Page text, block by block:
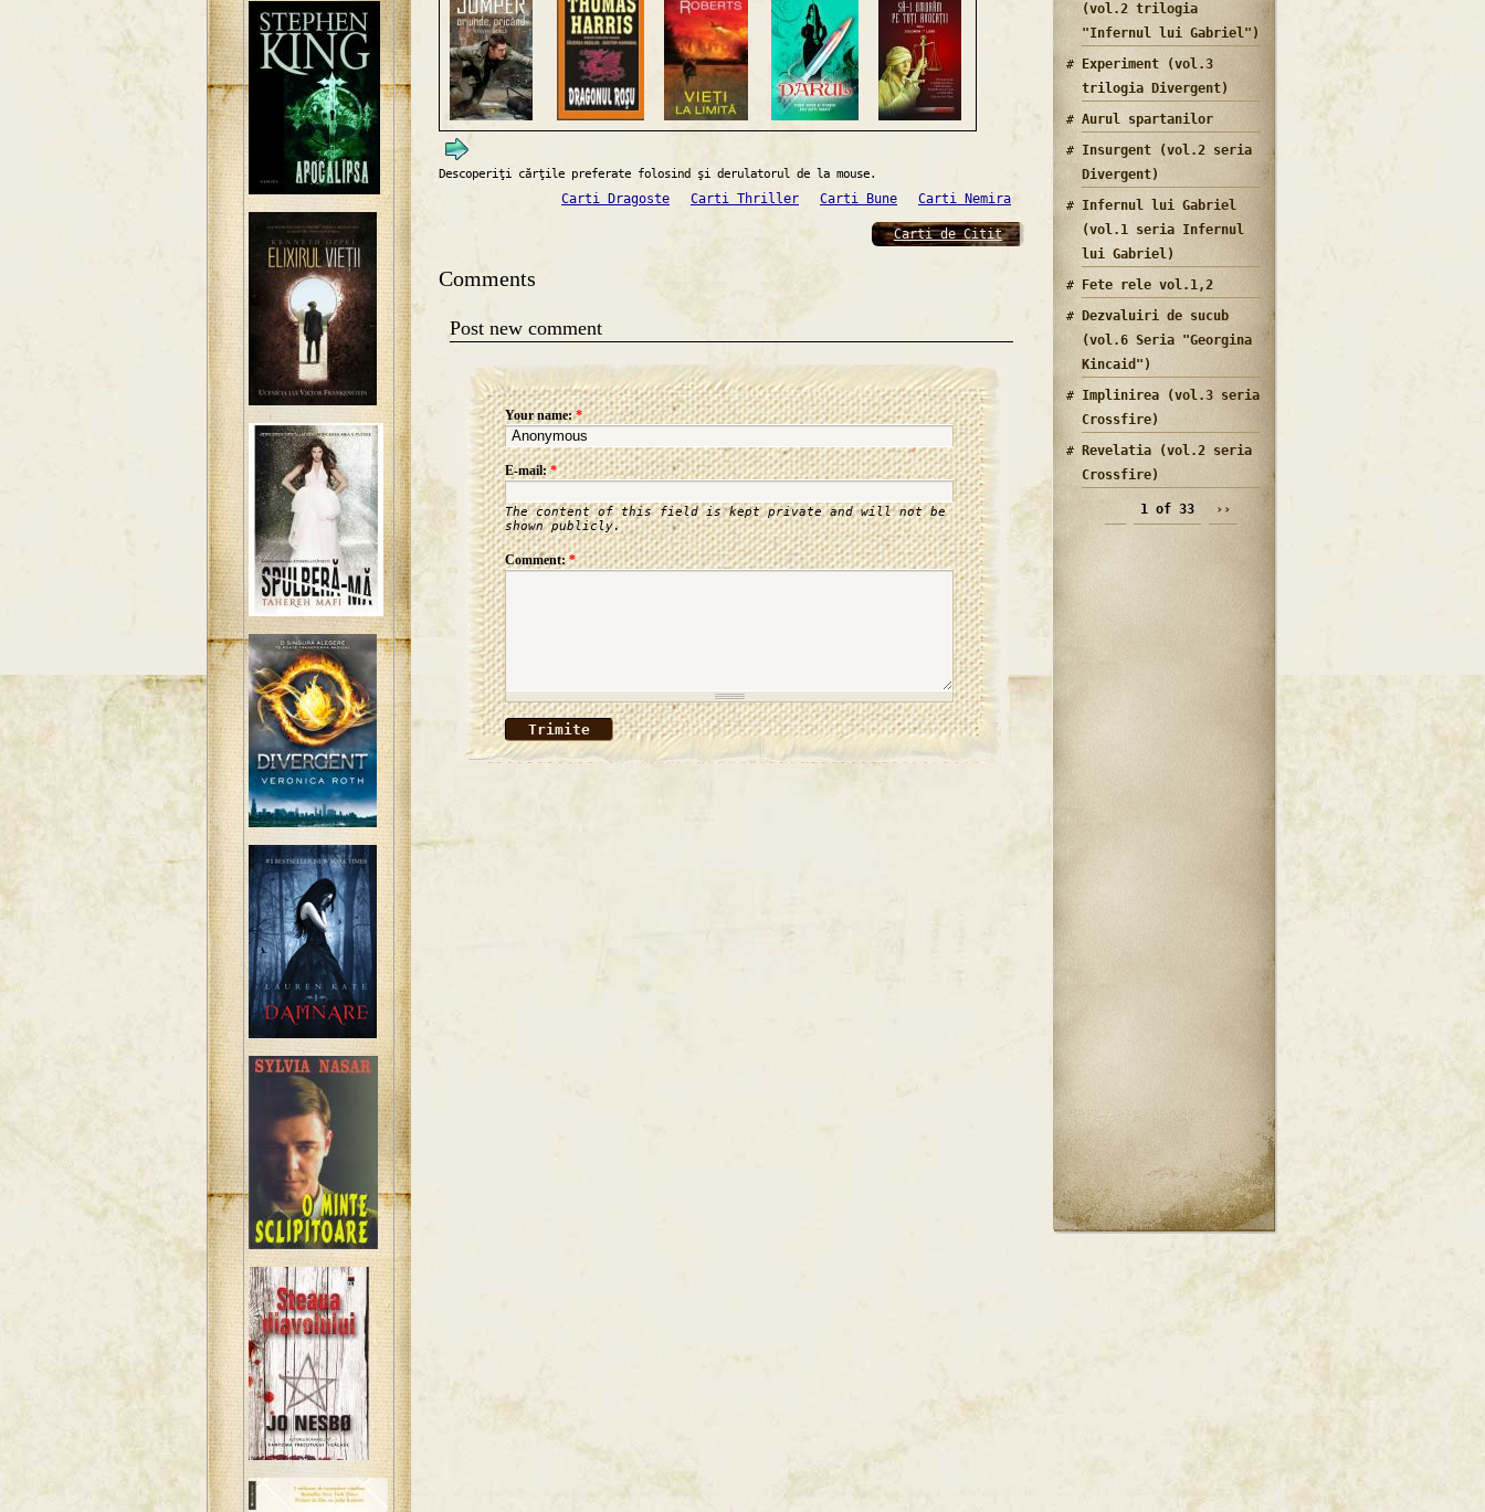
Descoperiţi cărţile preferate folosind şi derulatorul de la mouse.
Carti Dragoste Carti Thriller Carti Bune Carti Nemira
Carti de Citit
Comments
Post new comment
Your name:*
E-mail:*
The content of this field is kept private and will not be
shown publicly.
Comment:*
(vol.2 trilogia
"Infernul lui Gabriel")
Experiment (vol.3
trilogia Divergent)
Aurul spartanilor
Insurgent (vol.2 seria
Divergent)
Infernul lui Gabriel
(vol.1 seria Infernul
lui Gabriel)
Fete rele vol.1,2
Dezvaluiri de sucub
(vol.6 Seria "Georgina
Kincaid")
Implinirea (vol.3 seria
Crossfire)
Revelatia (vol.2 seria
Crossfire)
1 of 33 ››